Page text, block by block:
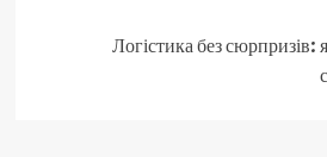
Логістика без сюрпризів: